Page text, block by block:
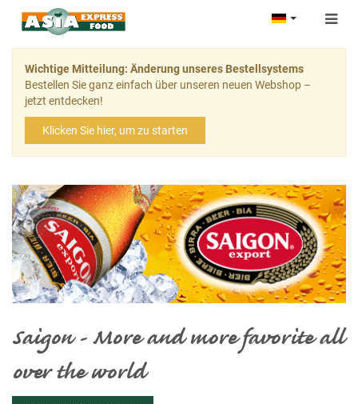
Wichtige Mitteilung: Änderung unseres Bestellsystems
Bestellen Sie ganz einfach über unseren neuen Webshop –
jetzt entdecken!
Klicken Sie hier, um zu starten
Saigon - More and more favorite all
over the world